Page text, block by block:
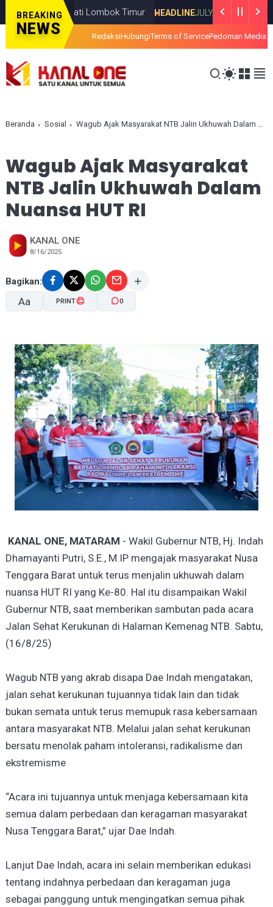
BREAKING
NEWS
Bupati Lombok Timur HEADLINE JULY 08, 2026 Ratusan
RedaksiHubungiTerms of ServicePedoman Media
Beranda Sosial Wagub Ajak Masyarakat NTB Jalin Ukhuwah Dalam Nuansa HUT RI
Wagub Ajak Masyarakat
NTB Jalin Ukhuwah Dalam
Nuansa HUT RI
KANAL ONE
8/16/2025
Bagikan:
Aa
A-
PRINT 0
KANAL ONE, MATARAM - Wakil Gubernur NTB, Hj. Indah
Dhamayanti Putri, S.E., M.IP mengajak masyarakat Nusa
Tenggara Barat untuk terus menjalin ukhuwah dalam
nuansa HUT RI yang Ke-80. Hal itu disampaikan Wakil
Gubernur NTB, saat memberikan sambutan pada acara
Jalan Sehat Kerukunan di Halaman Kemenag NTB. Sabtu,
(16/8/25)
Wagub NTB yang akrab disapa Dae Indah mengatakan,
jalan sehat kerukunan tujuannya tidak lain dan tidak
bukan semata untuk terus memupuk rasa kebersamaan
antara masyarakat NTB. Melalui jalan sehat kerukunan
bersatu menolak paham intoleransi, radikalisme dan
ekstremisme
“Acara ini tujuannya untuk menjaga kebersamaan kita
semua dalam perbedaan dan keragaman masyarakat
Nusa Tenggara Barat,” ujar Dae Indah.
Lanjut Dae Indah, acara ini selain memberikan edukasi
tentang indahnya perbedaan dan keragaman juga
sebagai panggung untuk mengingatkan semua pihak